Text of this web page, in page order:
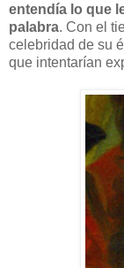
entendía lo que
palabra. Con el
celebridad de su
que intentarían